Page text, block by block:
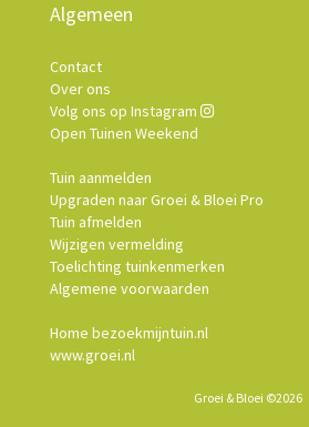
Algemeen
Contact
Over ons
Volg ons op Instagram
Open Tuinen Weekend
Tuin aanmelden
Upgraden naar Groei & Bloei Pro
Tuin afmelden
Wijzigen vermelding
Toelichting tuinkenmerken
Algemene voorwaarden
Home bezoekmijntuin.nl
www.groei.nl
Groei & Bloei ©2026